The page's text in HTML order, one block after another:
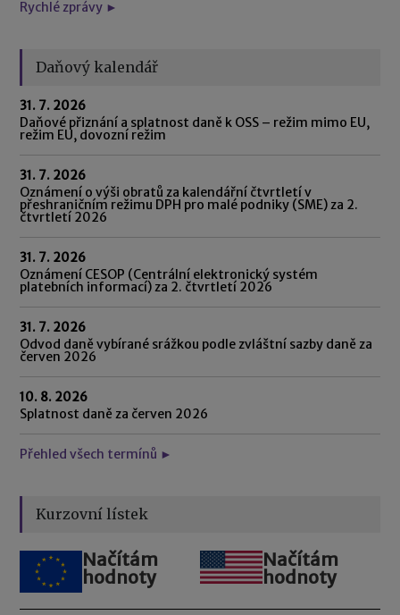
Rychlé zprávy ►
Daňový kalendář
31. 7. 2026
Daňové přiznání a splatnost daně k OSS – režim mimo EU,
režim EU, dovozní režim
31. 7. 2026
Oznámení o výši obratů za kalendářní čtvrtletí v
přeshraničním režimu DPH pro malé podniky (SME) za 2.
čtvrtletí 2026
31. 7. 2026
Oznámení CESOP (Centrální elektronický systém
platebních informací) za 2. čtvrtletí 2026
31. 7. 2026
Odvod daně vybírané srážkou podle zvláštní sazby daně za
červen 2026
10. 8. 2026
Splatnost daně za červen 2026
Přehled všech termínů ►
Kurzovní lístek
Načítám
hodnoty
Načítám
hodnoty